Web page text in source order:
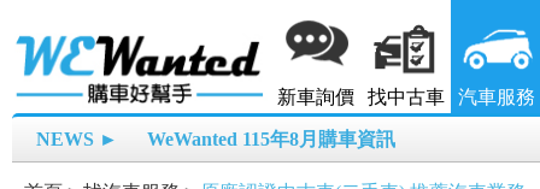
新車詢價 找中古車 汽車服務
NEWS ► WeWanted 115年8月購車資訊